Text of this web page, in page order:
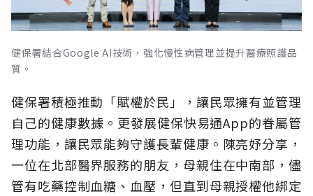
健保署結合Google AI技術，強化慢性病管理並提升醫療照護品
質。
健保署積極推動「賦權於民」，讓民眾擁有並管理
自己的健康數據。更發展健保快易通App的眷屬管
理功能，讓民眾能夠守護長輩健康。陳亮妤分享，
一位在北部醫界服務的朋友，母親住在中南部，儘
管有吃藥控制血糖、血壓，但直到母親授權他綁定